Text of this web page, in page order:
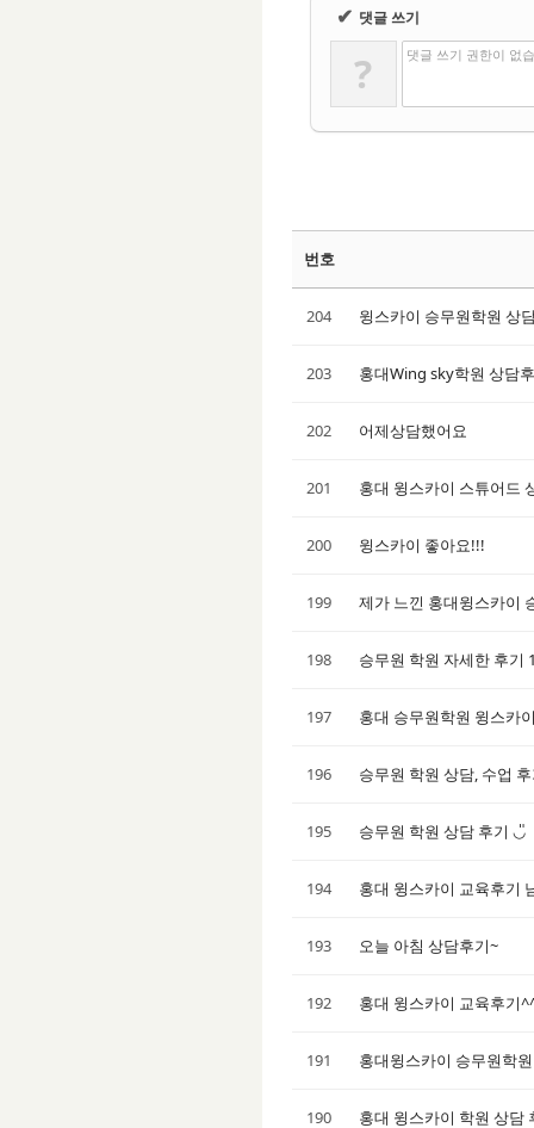
✔ 댓글 쓰기
? 댓글 쓰기 권한이 없
번호
204 윙스카이 승무원학원 상
203 홍대Wing sky학원 상담
202 어제상담했어요
201 홍대 윙스카이 스튜어드
200 윙스카이 좋아요!!!
199 제가 느낀 홍대윙스카이
198 승무원 학원 자세한 후기
197 홍대 승무원학원 윙스카
196 승무원 학원 상담, 수업
195 승무원 학원 상담 후기 ◡̎
194 홍대 윙스카이 교육후기
193 오늘 아침 상담후기~
192 홍대 윙스카이 교육후기
191 홍대윙스카이 승무원학
190 홍대 윙스카이 학원 상담